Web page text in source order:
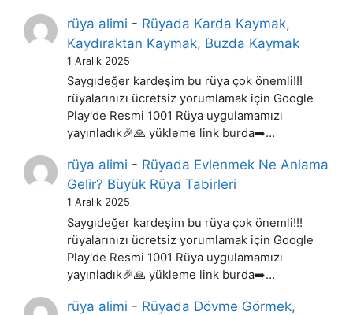
rüya alimi - Rüyada Karda Kaymak,
Kaydıraktan Kaymak, Buzda Kaymak
1 Aralık 2025
Saygıdeğer kardeşim bu rüya çok önemli!!!
rüyalarınızı ücretsiz yorumlamak için Google
Play'de Resmi 1001 Rüya uygulamamızı
yayınladık🎉🙏 yükleme link burda➡️…
rüya alimi - Rüyada Evlenmek Ne Anlama
Gelir? Büyük Rüya Tabirleri
1 Aralık 2025
Saygıdeğer kardeşim bu rüya çok önemli!!!
rüyalarınızı ücretsiz yorumlamak için Google
Play'de Resmi 1001 Rüya uygulamamızı
yayınladık🎉🙏 yükleme link burda➡️…
rüya alimi - Rüyada Dövme Görmek,